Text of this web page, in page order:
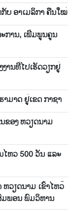
ບ ອາເມລິກາ ຄືນໃໝ່
ການ, ເພີ່ມ​ພູນ​ຄູນ​
ານທີ່ໄປເຮັດວຽກຢູ່
ມາດ ຢູ່ເຂດ ກາຊາ
ຂອງ ຫວຽດນາມ
ໄຫວ 500 ວັນ ແລະ
ວຽດນາມ ເຂົ້າໄຫວ້
ມພອນ ພົມວິຫານ